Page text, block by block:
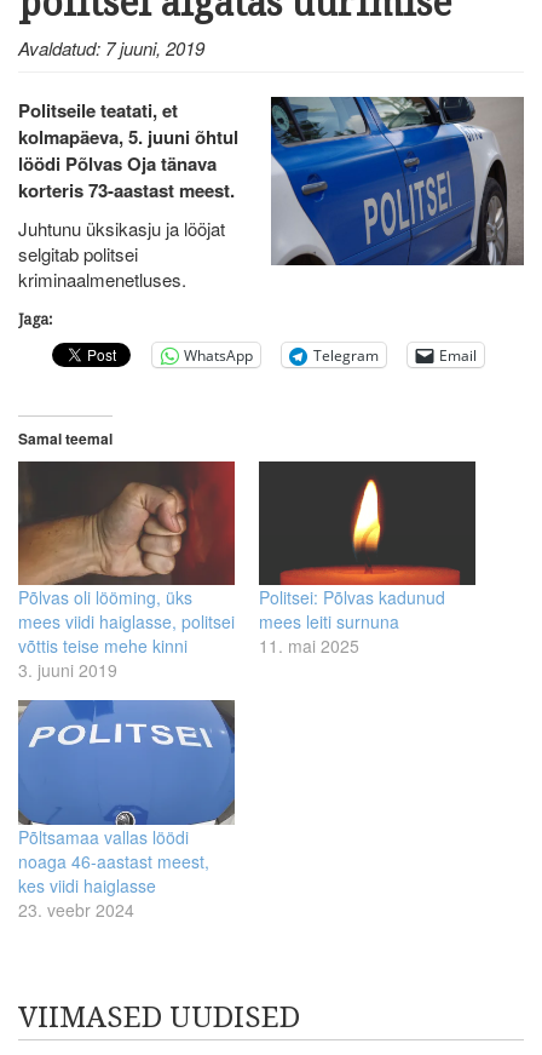
Avaldatud: 7 juuni, 2019
Politseile teatati, et
kolmapäeva, 5. juuni õhtul
löödi Põlvas Oja tänava
korteris 73-aastast meest.
Juhtunu üksikasju ja lööjat
selgitab politsei
kriminaalmenetluses.
Jaga:
WhatsApp Telegram Email
Samal teemal
Põlvas oli lööming, üks
mees viidi haiglasse, politsei
võttis teise mehe kinni
3. juuni 2019
Politsei: Põlvas kadunud
mees leiti surnuna
11. mai 2025
Põltsamaa vallas löödi
noaga 46-aastast meest,
kes viidi haiglasse
23. veebr 2024
VIIMASED UUDISED